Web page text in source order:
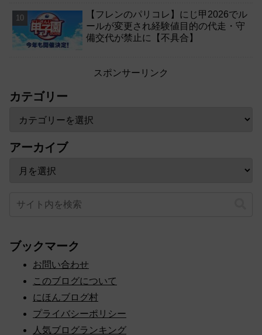
【フレンのパリコレ】にじ甲2026でル
ールが変更され経験値目的の代走・守
備交代が禁止に【不具合】
スポンサーリンク
カテゴリー
アーカイブ
ブックマーク
お問い合わせ
このブログについて
にほんブログ村
プライバシーポリシー
人気ブログランキング